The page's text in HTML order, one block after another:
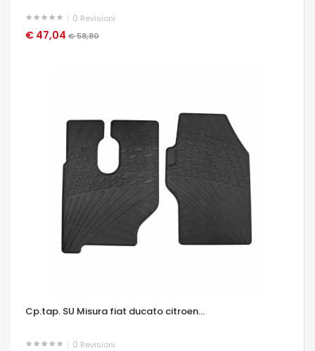
0 Revisioni
€ 47,04 € 58,80
OCCHIATA VELOCE
Cp.tap. SU Misura fiat ducato citroen...
0 Revisioni